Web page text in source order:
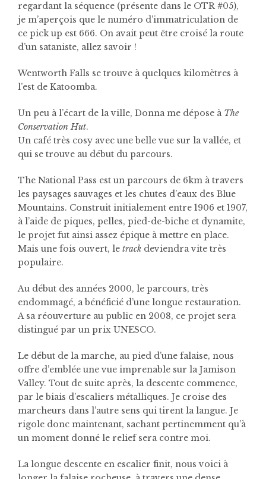
regardant la séquence (présente dans le OTR #05),
je m’aperçois que le numéro d’immatriculation de
ce pick up est 666. On avait peut être croisé la route
d’un sataniste, allez savoir !
Wentworth Falls se trouve à quelques kilomètres à
l’est de Katoomba.
Un peu à l’écart de la ville, Donna me dépose à The
Conservation Hut.
Un café très cosy avec une belle vue sur la vallée, et
qui se trouve au début du parcours.
The National Pass est un parcours de 6km à travers
les paysages sauvages et les chutes d’eaux des Blue
Mountains. Construit initialement entre 1906 et 1907,
à l’aide de piques, pelles, pied-de-biche et dynamite,
le projet fut ainsi assez épique à mettre en place.
Mais une fois ouvert, le track deviendra vite très
populaire.
Au début des années 2000, le parcours, très
endommagé, a bénéficié d’une longue restauration.
A sa réouverture au public en 2008, ce projet sera
distingué par un prix UNESCO.
Le début de la marche, au pied d’une falaise, nous
offre d’emblée une vue imprenable sur la Jamison
Valley. Tout de suite après, la descente commence,
par le biais d’escaliers métalliques. Je croise des
marcheurs dans l’autre sens qui tirent la langue. Je
rigole donc maintenant, sachant pertinemment qu’à
un moment donné le relief sera contre moi.
La longue descente en escalier finit, nous voici à